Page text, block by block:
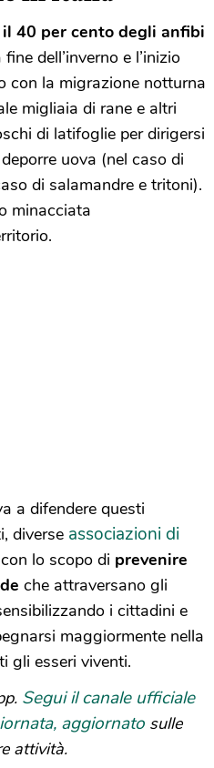
il 40 per cento degli anfibi
fine dell’inverno e l’inizio
con la migrazione notturna
migliaia di rane e altri
di latifoglie per dirigersi
uova (nel caso di
di salamandre e tritoni).
minacciata
a difendere questi
diverse associazioni di
lo scopo di prevenire
che attraversano gli
i cittadini e
maggiormente nella
gli esseri viventi.
Segui il canale ufficiale
aggiornato sulle
attività.